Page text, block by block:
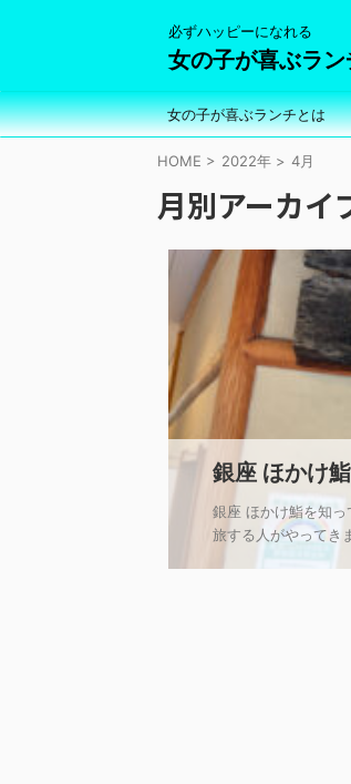
必ずハッピーになれる
女の子が喜ぶラ
女の子が喜ぶランチとは
HOME > 2022年 > 4月
月別アーカイ
銀座 ほかけ
銀座 ほかけ鮨を知
旅する人がやってき